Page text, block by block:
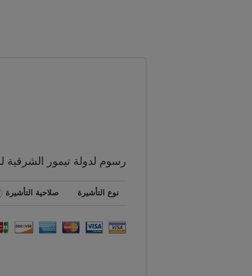
رسوم لدولة تيمور الشرقية
نوع التأشيرة صلاحية التأشيرة